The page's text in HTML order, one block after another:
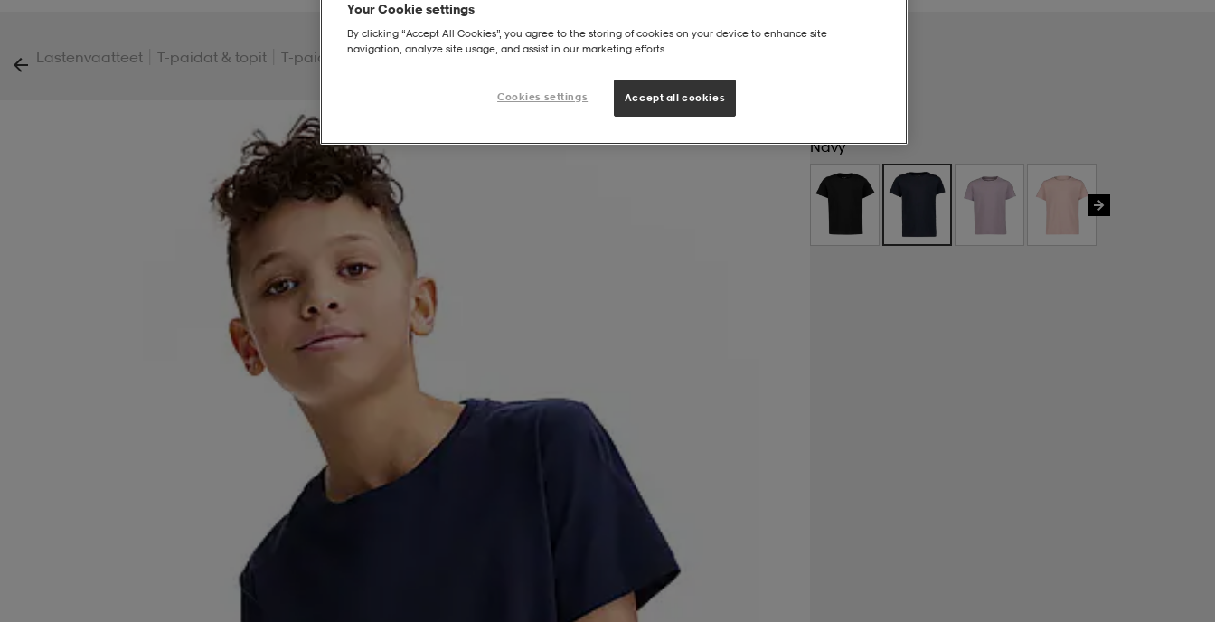
Lastenvaatteet T-paidat & topit T-paidat | Basic Tee Jr
Navy
Your Cookie settings
By clicking “Accept All Cookies”, you agree to the storing of cookies on your device to enhance site
navigation, analyze site usage, and assist in our marketing efforts.
Cookies settings Accept all cookies